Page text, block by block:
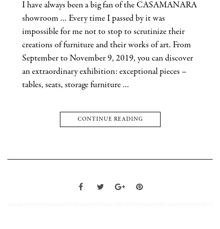
I have always been a big fan of the CASAMANARA
showroom … Every time I passed by it was
impossible for me not to stop to scrutinize their
creations of furniture and their works of art. From
September to November 9, 2019, you can discover
an extraordinary exhibition: exceptional pieces –
tables, seats, storage furniture …
CONTINUE READING